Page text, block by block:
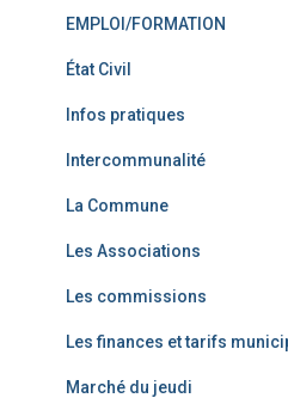
EMPLOI/FORMATION
État Civil
Infos pratiques
Intercommunalité
La Commune
Les Associations
Les commissions
Les finances et tarifs
Marché du jeudi